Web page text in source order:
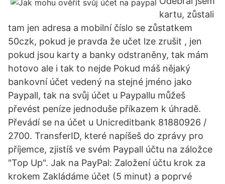
kartu, zůstali
tam jen adresa a mobilní číslo se zůstatkem
50czk, pokud je pravda že učet lze zrušit , jen
pokud jsou karty a banky odstraněny, tak mám
hotovo ale i tak to nejde Pokud máš nějaký
bankovní účet vedený na stejné jméno jako
Paypall, tak na svůj účet u Paypallu můžeš
převést peníze jednoduše příkazem k úhradě.
Převádí se na účet u Unicreditbank 81880926 /
2700. TransferID, které napíšeš do zprávy pro
příjemce, zjistíš ve svém Paypall účtu na záložce
"Top Up". Jak na PayPal: Založení účtu krok za
krokem Zakládáme účet (5 minut) a poprvé